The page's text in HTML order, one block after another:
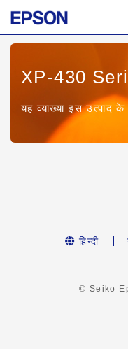
XP-430
यह व्याख्या इस उत्पाद
हिन्दी
© Seiko